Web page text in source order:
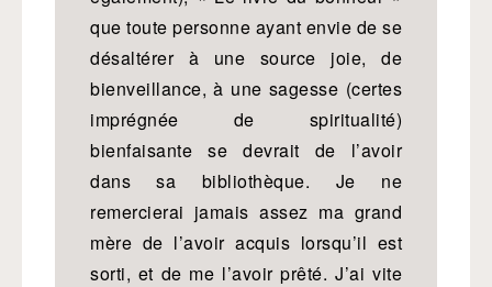
que toute personne ayant envie de se
désaltérer à une source joie, de
bienveillance, à une sagesse (certes
imprégnée de spiritualité)
bienfaisante se devrait de l’avoir
dans sa bibliothèque. Je ne
remercierai jamais assez ma grand
mère de l’avoir acquis lorsqu’il est
sorti, et de me l’avoir prêté. J’ai vite